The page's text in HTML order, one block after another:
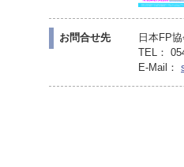
お問合せ先
日本FP
TEL：
E-Mail：